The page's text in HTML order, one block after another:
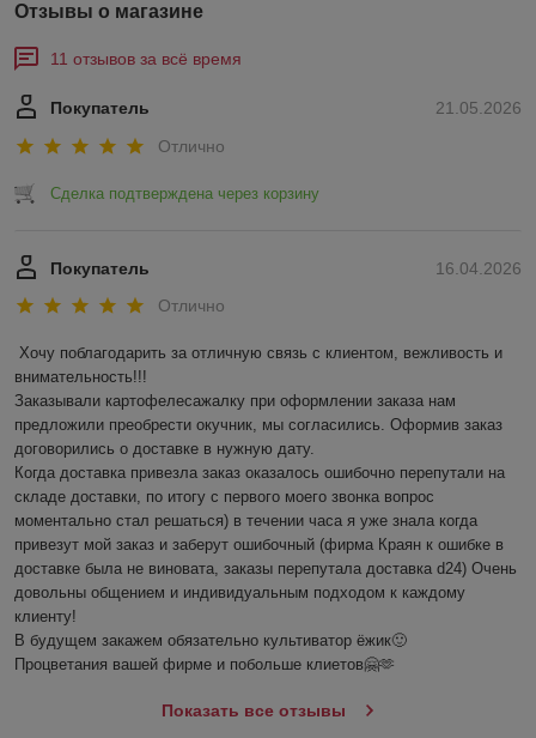
Отзывы о магазине
11 отзывов за всё время
21.05.2026
Покупатель
Отлично
Сделка подтверждена через корзину
16.04.2026
Покупатель
Отлично
Хочу поблагодарить за отличную связь с клиентом, вежливость и
внимательность!!!
Заказывали картофелесажалку при оформлении заказа нам
предложили преобрести окучник, мы согласились. Оформив заказ
договорились о доставке в нужную дату.
Когда доставка привезла заказ оказалось ошибочно перепутали на
складе доставки, по итогу с первого моего звонка вопрос
моментально стал решаться) в течении часа я уже знала когда
привезут мой заказ и заберут ошибочный (фирма Краян к ошибке в
доставке была не виновата, заказы перепутала доставка d24) Очень
довольны общением и индивидуальным подходом к каждому
клиенту!
В будущем закажем обязательно культиватор ёжик🙂
Процветания вашей фирме и побольше клиетов🤗🫶
Показать все отзывы